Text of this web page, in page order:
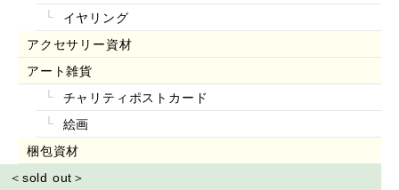
イヤリング
アクセサリー資材
アート雑貨
チャリティポストカード
絵画
梱包資材
＜sold out＞